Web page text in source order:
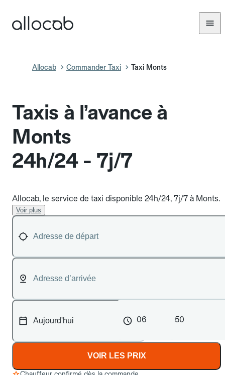
Allocab Commander Taxi Taxi Monts
Taxis à l’avance à
Monts
24h/24 - 7j/7
Allocab, le service de taxi disponible 24h/24, 7j/7 à Monts.
Voir plus
06 50
VOIR LES PRIX